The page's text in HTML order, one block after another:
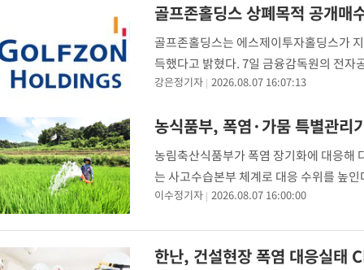
골프존홀딩스 상폐목적 공개
골프존홀딩스는 에스제이투자홀딩스가
득했다고 밝혔다. 7일 금융감독원의 전
으로 한 공개매수에서 매수 예정 수량
강은정기자 2026.08.07 16:07:13
농식품부, 폭염·가뭄 특별관
농림축산식품부가 폭염 장기화에 대응해
는 사고수습본부 체계로 대응 수위를 높
청과 산림청·농협·한국농어촌공사·지
이수정기자 2026.08.07 16:00:00
한난, 건설현장 폭염 대응실태